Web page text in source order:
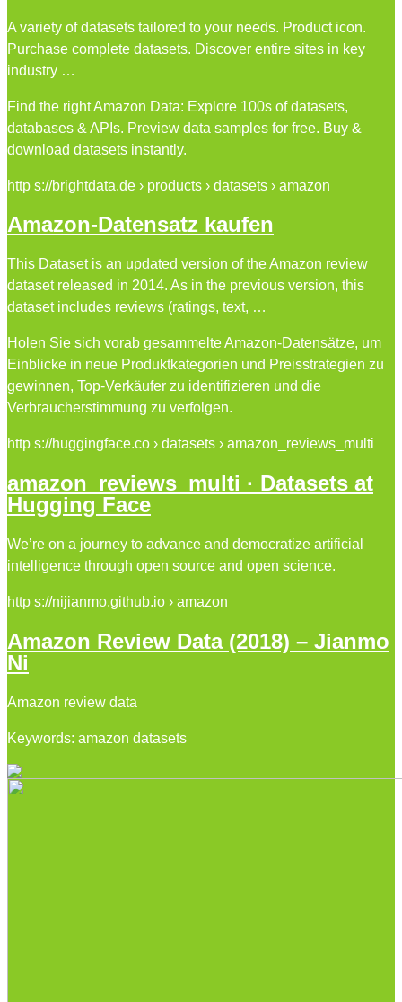
A variety of datasets tailored to your needs. Product icon.
Purchase complete datasets. Discover entire sites in key
industry …
Find the right Amazon Data: Explore 100s of datasets,
databases & APIs. Preview data samples for free. Buy &
download datasets instantly.
http s://brightdata.de › products › datasets › amazon
Amazon-Datensatz kaufen
This Dataset is an updated version of the Amazon review
dataset released in 2014. As in the previous version, this
dataset includes reviews (ratings, text, …
Holen Sie sich vorab gesammelte Amazon-Datensätze, um
Einblicke in neue Produktkategorien und Preisstrategien zu
gewinnen, Top-Verkäufer zu identifizieren und die
Verbraucherstimmung zu verfolgen.
http s://huggingface.co › datasets › amazon_reviews_multi
amazon_reviews_multi · Datasets at
Hugging Face
We’re on a journey to advance and democratize artificial
intelligence through open source and open science.
http s://nijianmo.github.io › amazon
Amazon Review Data (2018) – Jianmo
Ni
Amazon review data
Keywords: amazon datasets